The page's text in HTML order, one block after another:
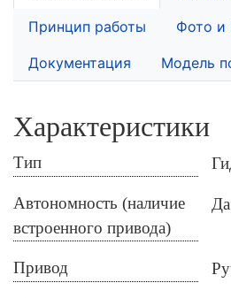
Принцип работы Фото и
Документация Модель
Характеристики
Тип
Автономность (наличие
встроенного привода)
Да
Привод